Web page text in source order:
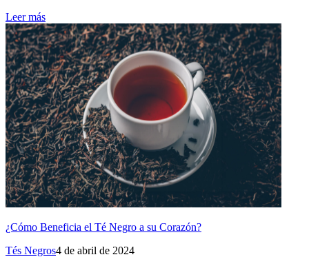
Leer más
¿Cómo Beneficia el Té Negro a su Corazón?
Tés Negros4 de abril de 2024